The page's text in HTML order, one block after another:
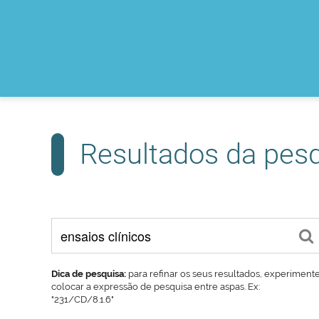
Resultados da
Dica de pesquisa: para refinar os seus resultados,
colocar a expressão de pesquisa entre aspas. Ex:
"231/CD/8.1.6"